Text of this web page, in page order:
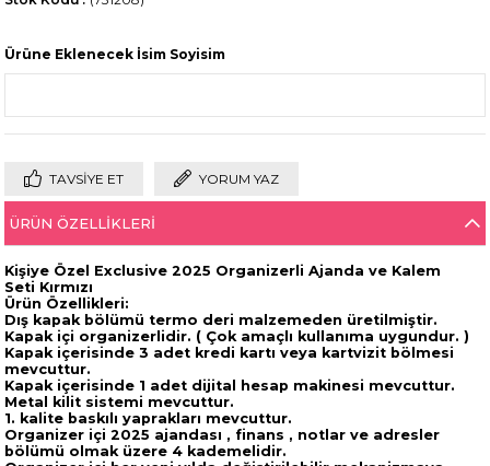
Ürüne Eklenecek İsim Soyisim
TAVSIYE ET YORUM YAZ
ÜRÜN ÖZELLIKLERI
Kişiye Özel Exclusive 2025 Organizerli Ajanda ve Kalem
Seti Kırmızı
Ürün Özellikleri:
Dış kapak bölümü termo deri malzemeden üretilmiştir.
Kapak içi organizerlidir. ( Çok amaçlı kullanıma uygundur. )
Kapak içerisinde 3 adet kredi kartı veya kartvizit bölmesi
mevcuttur.
Kapak içerisinde 1 adet dijital hesap makinesi mevcuttur.
Metal kilit sistemi mevcuttur.
1. kalite baskılı yaprakları mevcuttur.
Organizer içi 2025 ajandası , finans , notlar ve adresler
bölümü olmak üzere 4 kademelidir.